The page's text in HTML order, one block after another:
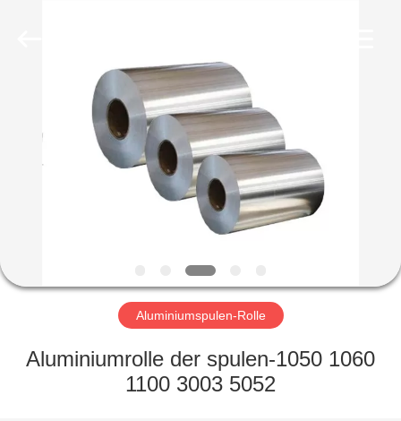
ÜBER
WERKSBESICHTIGUNG
Aluminiumspulen-Rolle
Aluminiumrolle der spulen-1050 1060
1100 3003 5052